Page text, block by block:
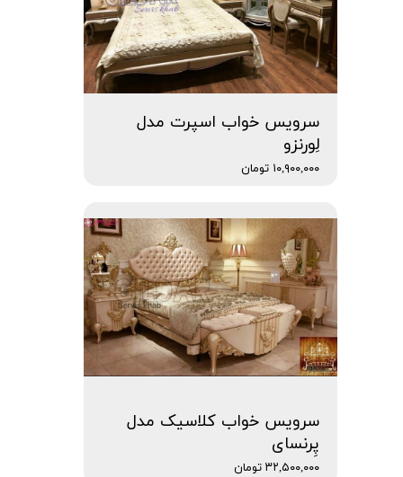
سرویس خواب اسپرت مدل
لِورنزو
۱۰,۹۰۰,۰۰۰ تومان
سرویس خواب کلاسیک مدل
پِرنسای
۳۲,۵۰۰,۰۰۰ تومان